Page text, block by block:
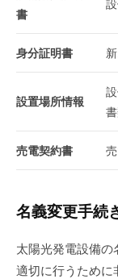
書
身分証明書
設置場所情報
売電契約書
名義変更手続
太陽光発電設備
適切に行うために